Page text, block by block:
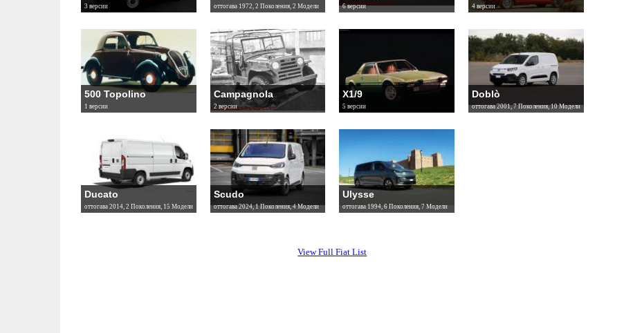
3 версии оттогава 1972, 2 Поколения, 2 Модели 6 версии 4 версии
500 Topolino
1 версии
Campagnola
2 версии
X1/9
5 версии
Doblò
оттогава 2001, 7 Поколения, 10 Модели
Ducato
оттогава 2014, 2 Поколения, 15 Модели
Scudo
оттогава 2024, 1 Поколения, 4 Модели
Ulysse
оттогава 1994, 6 Поколения, 7 Модели
View Full Fiat List